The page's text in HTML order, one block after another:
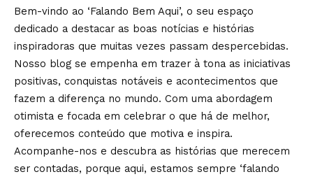
Bem-vindo ao ‘Falando Bem Aqui’, o seu espaço
dedicado a destacar as boas notícias e histórias
inspiradoras que muitas vezes passam despercebidas.
Nosso blog se empenha em trazer à tona as iniciativas
positivas, conquistas notáveis e acontecimentos que
fazem a diferença no mundo. Com uma abordagem
otimista e focada em celebrar o que há de melhor,
oferecemos conteúdo que motiva e inspira.
Acompanhe-nos e descubra as histórias que merecem
ser contadas, porque aqui, estamos sempre ‘falando